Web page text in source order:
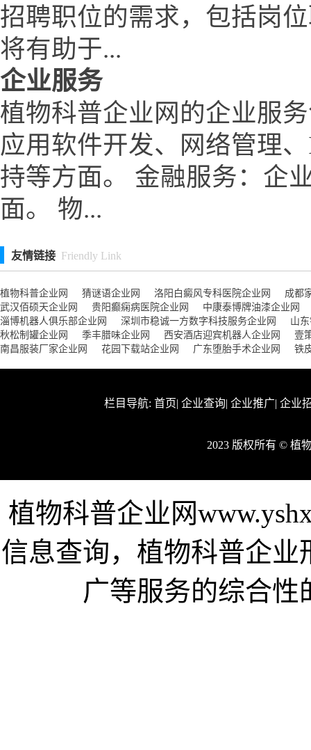
招聘职位的需求，包括岗
将有助于...
企业服务
植物科普企业网的企业服
应用软件开发、网络管理
持等方面。 金融服务：企
面。 物...
友情链接 Friendly Link
植物科普企业网 猜谜语企业网 洛阳白癜风专科医院企业网
成都
武汉佰硕天企业网
贵阳癫痫病医院企业网
中康泰博牌油漆企业网
淄博机器人俱乐部企业网
深圳市稳诚一方数字科技服务企业网
山
秋松制罐企业网
季丰腊味企业网 西安酒店迎宾机器人企业网
壹
南昌服装厂家企业网
花园下载站企业网 广东堕胎手术企业网 铁
栏目导航: 首页| 企业查询| 企业推广| 企业
2023 版权所有 © 植
植物科普企业网
信息查询，植物科普企
广等服务的综合